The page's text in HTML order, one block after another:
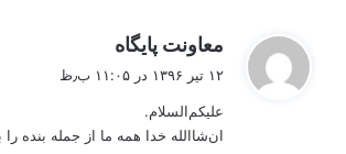
معاونت پایگاه
۱۲ تیر ۱۳۹۶ در ۱۱:۰۵ ب٫ظ
علیکم‌السلام.
ان‌شاالله خدا همه ما از جمله بنده